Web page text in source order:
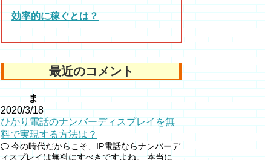
効率的に稼ぐとは？
最近のコメント
ま
2020/3/18
ひかり電話のナンバーディスプレイを無
料で実現する方法は？
今の時代だからこそ、IP電話ならナンバーデ
ィスプレイは無料にすべきですよね。 本当に